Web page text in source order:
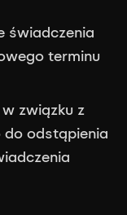
świadczenia
terminu
związku z
odstąpienia